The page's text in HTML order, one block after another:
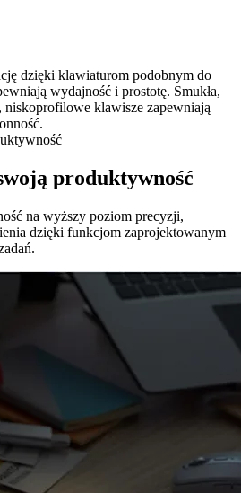
dzięki klawiaturom podobnym do
wydajność i prostotę. Smukła,
niskoprofilowe klawisze zapewniają
produktywność
na wyższy poziom precyzji,
dzięki funkcjom zaprojektowanym